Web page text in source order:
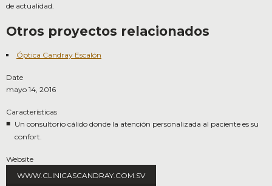
de actualidad.
Otros proyectos relacionados
Óptica Candray Escalón
Date
mayo 14, 2016
Características
Un consultorio cálido donde la atención personalizada al paciente es su
confort.
Website
WWW.CLINICASCANDRAY.COM.SV